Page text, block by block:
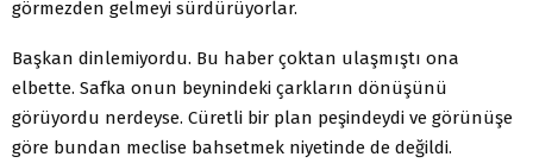
görmezden gelmeyi sürdürüyorlar.
Başkan dinlemiyordu. Bu haber çoktan ulaşmıştı ona
elbette. Safka onun beynindeki çarkların dönüşünü
görüyordu nerdeyse. Cüretli bir plan peşindeydi ve görünüşe
göre bundan meclise bahsetmek niyetinde de değildi.